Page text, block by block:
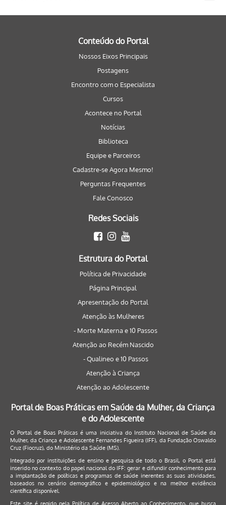
Conteúdo do Portal
Nossos Eixos Principais
Postagens
Encontro com o Especialista
Cursos
Acontece no Portal
Notícias
Biblioteca
Equipe e Parceiros
Cadastre-se Agora Mesmo!
Perguntas Frequentes
Fale Conosco
Redes Sociais
Estrutura do Portal
Política de Privacidade
Página Principal
Apresentação do Portal
Atenção às Mulheres
- Morte Materna e 10 Passos
Atenção ao Recém Nascido
- Qualineo e 10 Passos
Atenção à Criança
Atenção ao Adolescente
Portal de Boas Práticas em Saúde da Mulher, da Criança
e do Adolescente
O Portal de Boas Práticas é uma iniciativa do Instituto Nacional de Saúde da
Mulher, da Criança e Adolescente Fernandes Figueira (IFF), da Fundação Oswaldo
Cruz (Fiocruz), do Ministério da Saúde (MS).
Integrado por instituições de ensino e pesquisa de todo o Brasil, o Portal está
inserido no contexto do papel nacional do IFF: gerar e difundir conhecimento para
a implantação de políticas e programas de saúde inerentes as suas atividades,
baseados no cenário demográfico e epidemiológico e na melhor evidência
científica disponível.
Este site é regido pela Política de Acesso Aberto ao Conhecimento, que busca